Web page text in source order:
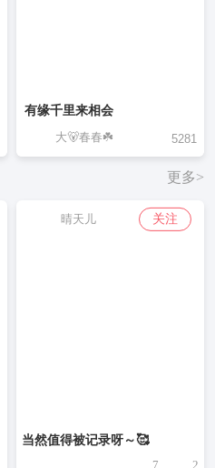
有缘千里来相会
大🐻春春☘️ 5281
更多>
晴天儿 关注
当然值得被记录呀～🥰
7 2